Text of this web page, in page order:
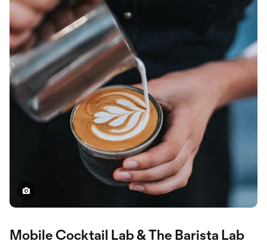
Mobile Cocktail Lab & The Barista Lab